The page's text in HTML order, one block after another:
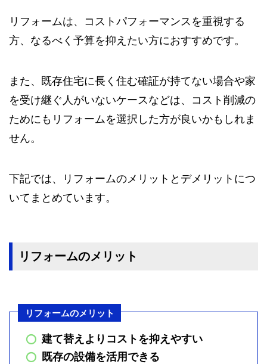
リフォームは、コストパフォーマンスを重視する
方、なるべく予算を抑えたい方におすすめです。
また、既存住宅に長く住む確証が持てない場合や家
を受け継ぐ人がいないケースなどは、コスト削減の
ためにもリフォームを選択した方が良いかもしれま
せん。
下記では、リフォームのメリットとデメリットにつ
いてまとめています。
リフォームのメリット
リフォームのメリット
建て替えよりコストを抑えやすい
既存の設備を活用できる